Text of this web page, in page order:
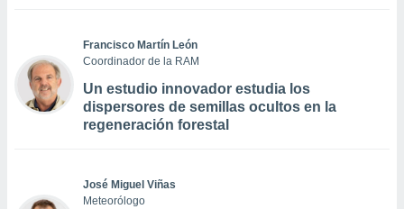
Francisco Martín León
Coordinador de la RAM
Un estudio innovador estudia los
dispersores de semillas ocultos en la
regeneración forestal
José Miguel Viñas
Meteorólogo